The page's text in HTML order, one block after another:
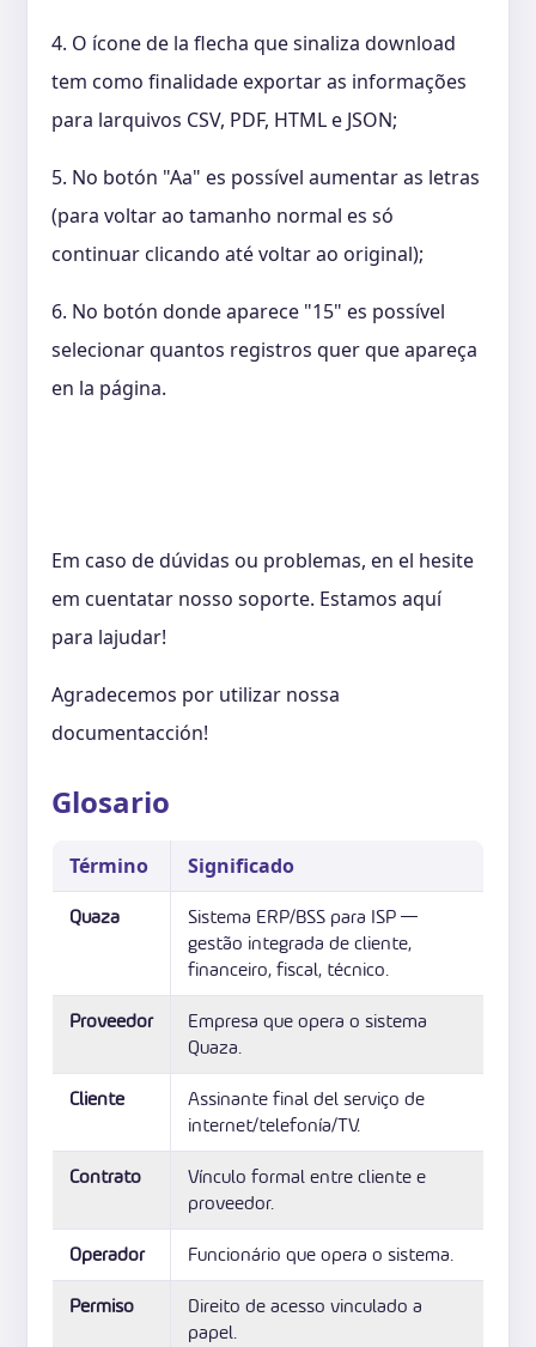
4. O ícone de la flecha que sinaliza download
tem como finalidade exportar as informações
para larquivos CSV, PDF, HTML e JSON;
5. No botón "Aa" es possível aumentar as letras
(para voltar ao tamanho normal es só
continuar clicando até voltar ao original);
6. No botón donde aparece "15" es possível
selecionar quantos registros quer que apareça
en la página.
Em caso de dúvidas ou problemas, en el hesite
em cuentatar nosso soporte. Estamos aquí
para lajudar!
Agradecemos por utilizar nossa
documentacción!
Glosario
Término Significado
Quaza
Sistema ERP/BSS para ISP —
gestão integrada de cliente,
financeiro, fiscal, técnico.
Proveedor
Empresa que opera o sistema
Quaza.
Cliente
Assinante final del serviço de
internet/telefonía/TV.
Contrato
Vínculo formal entre cliente e
proveedor.
Operador Funcionário que opera o sistema.
Permiso
Direito de acesso vinculado a
papel.